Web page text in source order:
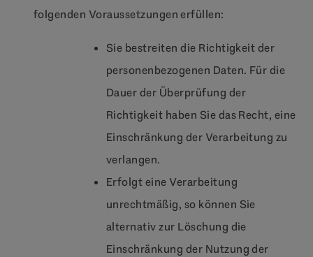
folgenden Voraussetzungen erfüllen:
Sie bestreiten die Richtigkeit der
personenbezogenen Daten. Für die
Dauer der Überprüfung der
Richtigkeit haben Sie das Recht, eine
Einschränkung der Verarbeitung zu
verlangen.
Erfolgt eine Verarbeitung
unrechtmäßig, so können Sie
alternativ zur Löschung die
Einschränkung der Nutzung der